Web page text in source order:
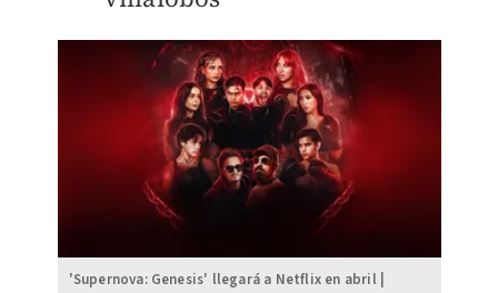
'Supernova: Genesis' llegará a Netflix en abril |